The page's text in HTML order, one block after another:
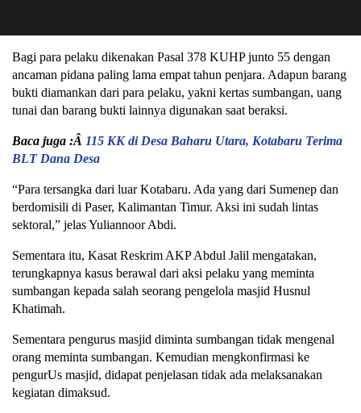
Bagi para pelaku dikenakan Pasal 378 KUHP junto 55 dengan
ancaman pidana paling lama empat tahun penjara. Adapun barang
bukti diamankan dari para pelaku, yakni kertas sumbangan, uang
tunai dan barang bukti lainnya digunakan saat beraksi.
Baca juga :Â 115 KK di Desa Baharu Utara, Kotabaru Terima
BLT Dana Desa
“Para tersangka dari luar Kotabaru. Ada yang dari Sumenep dan
berdomisili di Paser, Kalimantan Timur. Aksi ini sudah lintas
sektoral,” jelas Yuliannoor Abdi.
Sementara itu, Kasat Reskrim AKP Abdul Jalil mengatakan,
terungkapnya kasus berawal dari aksi pelaku yang meminta
sumbangan kepada salah seorang pengelola masjid Husnul
Khatimah.
Sementara pengurus masjid diminta sumbangan tidak mengenal
orang meminta sumbangan. Kemudian mengkonfirmasi ke
pengurUs masjid, didapat penjelasan tidak ada melaksanakan
kegiatan dimaksud.